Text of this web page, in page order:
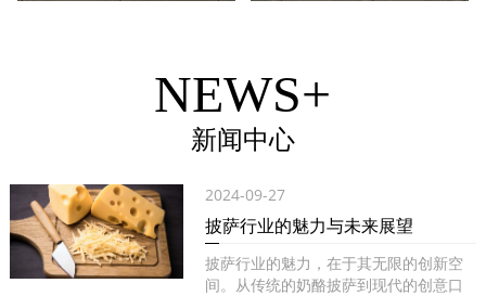
NEWS+
新闻中心
2024-09-27
披萨行业的魅力与未来展望
披萨行业的魅力，在于其无限的创新空
间。从传统的奶酪披萨到现代的创意口